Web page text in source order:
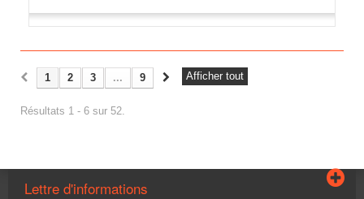
Afficher tout
1 2 3 ... 9
Résultats 1 - 6 sur 52.
Lettre d'informations